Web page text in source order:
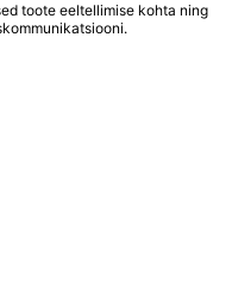
toote eeltellimise kohta ning